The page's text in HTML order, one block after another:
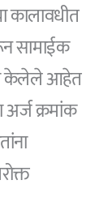
कालावधीत
सामाईक
केलेले आहेत
अर्ज क्रमांक